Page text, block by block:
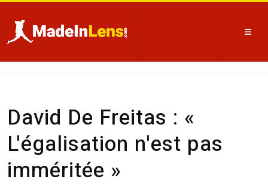
David De Freitas : «
L'égalisation n'est pas
imméritée »